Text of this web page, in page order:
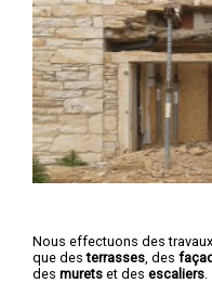
Nous effectuons des
que desterrasses , des
des murets et des escaliers